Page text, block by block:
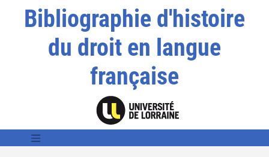
Bibliographie d'histoire
du droit en langue
française